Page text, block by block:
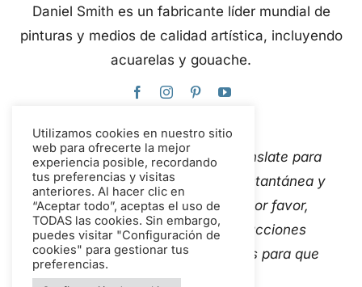
Daniel Smith es un fabricante líder mundial de
pinturas y medios de calidad artística, incluyendo
acuarelas y gouache.
Este sitio web utiliza Google Translate para
traducir el contenido de forma instantánea y
automática a varios idiomas. Por favor,
ContáctanosSi detectas traducciones
automáticas inexactas, avísanos para que
podamos corregirlas.
Utilizamos cookies en nuestro sitio
web para ofrecerte la mejor
experiencia posible, recordando
tus preferencias y visitas
anteriores. Al hacer clic en
“Aceptar todo”, aceptas el uso de
TODAS las cookies. Sin embargo,
puedes visitar "Configuración de
cookies" para gestionar tus
preferencias.